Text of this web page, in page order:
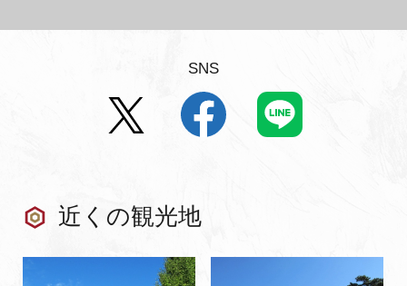
SNS
近くの観光地